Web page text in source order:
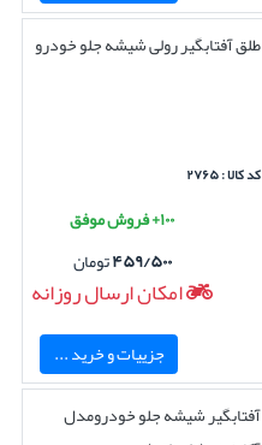
طلق آفتابگیر رولی شیشه جلو خودرو
کد کالا : ۲۷۶۵
۱۰۰+ فروش موفق
۴۵۹/۵۰۰تومان
امکان ارسال روزانه
جزییات و خرید ...
آفتابگیر شیشه جلو خودرومدل